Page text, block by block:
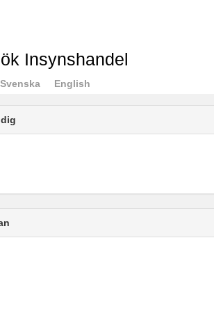
Insynshandel
Svenska English